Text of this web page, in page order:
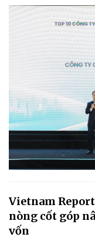
Vietnam
nòng cốt góp
vốn